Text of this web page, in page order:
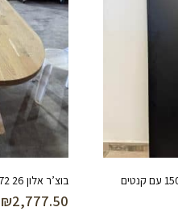
סנדוויץ טווין עובי 28 שחור 150/70 עם קנטים
בוצ’ר אלון 26 240/72 עם ליטוש ולכה
₪2,777.50